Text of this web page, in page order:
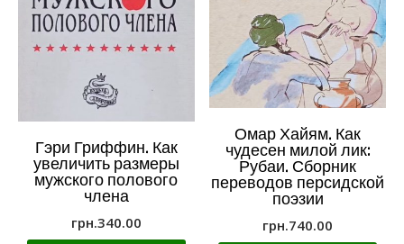
Гэри Гриффин. Как
увеличить размеры
мужского полового
члена
грн.340.00
Омар Хайям. Как
чудесен милой лик:
Рубаи. Сборник
переводов персидской
поэзии
грн.740.00